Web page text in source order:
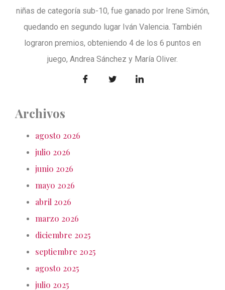
niñas de categoría sub-10, fue ganado por Irene Simón,
quedando en segundo lugar Iván Valencia. También
lograron premios, obteniendo 4 de los 6 puntos en
juego, Andrea Sánchez y María Oliver.
Archivos
agosto 2026
julio 2026
junio 2026
mayo 2026
abril 2026
marzo 2026
diciembre 2025
septiembre 2025
agosto 2025
julio 2025